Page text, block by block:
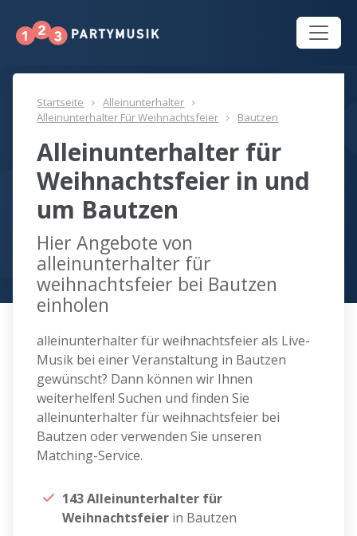
Startseite
Alleinunterhalter
Alleinunterhalter Für Weihnachtsfeier
Bautzen
Alleinunterhalter für
Weihnachtsfeier in und
um Bautzen
Hier Angebote von
alleinunterhalter für
weihnachtsfeier bei Bautzen
einholen
alleinunterhalter für weihnachtsfeier als Live-
Musik bei einer Veranstaltung in Bautzen
gewünscht? Dann können wir Ihnen
weiterhelfen! Suchen und finden Sie
alleinunterhalter für weihnachtsfeier bei
Bautzen oder verwenden Sie unseren
Matching-Service.
143 Alleinunterhalter für
Weihnachtsfeier in Bautzen